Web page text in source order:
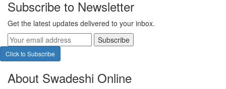
Subscribe to Newsletter
Get the latest updates delivered to your inbox.
Subscribe
Click to Subscribe
About Swadeshi Online